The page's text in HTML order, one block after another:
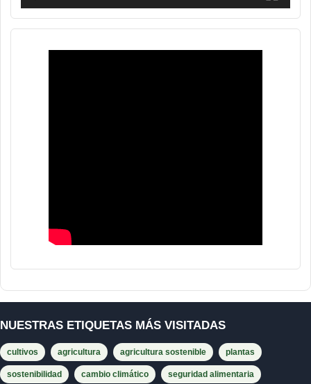
NUESTRAS ETIQUETAS MÁS VISITADAS
cultivos agricultura agricultura sostenible plantas
sostenibilidad cambio climático seguridad alimentaria